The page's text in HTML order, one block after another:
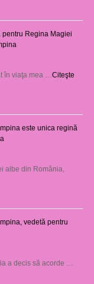
pentru Regina Magiei
în viaţa mea … Citeşte
este unica regină
albe din România,
vedetă pentru
a decis să acorde …